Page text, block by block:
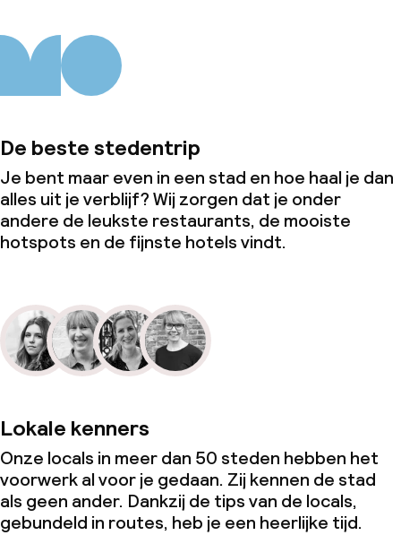
De beste stedentrip
Je bent maar even in een stad en hoe haal je dan
alles uit je verblijf? Wij zorgen dat je onder
andere de leukste restaurants, de mooiste
hotspots en de fijnste hotels vindt.
Lokale kenners
Onze locals in meer dan 50 steden hebben het
voorwerk al voor je gedaan. Zij kennen de stad
als geen ander. Dankzij de tips van de locals,
gebundeld in routes, heb je een heerlijke tijd.